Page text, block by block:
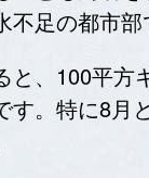
足の都市
と、100平
す。特に8月